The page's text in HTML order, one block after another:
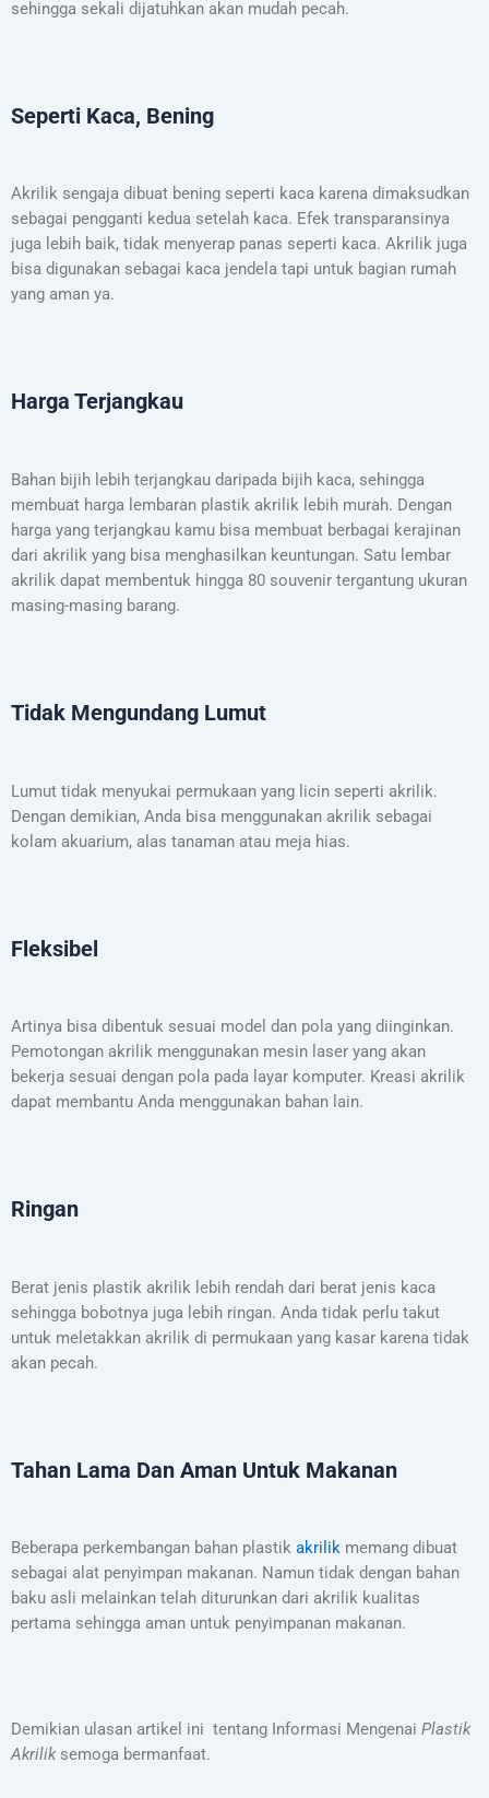
sehingga sekali dijatuhkan akan mudah pecah.
Seperti Kaca, Bening
Akrilik sengaja dibuat bening seperti kaca karena dimaksudkan
sebagai pengganti kedua setelah kaca. Efek transparansinya
juga lebih baik, tidak menyerap panas seperti kaca. Akrilik juga
bisa digunakan sebagai kaca jendela tapi untuk bagian rumah
yang aman ya.
Harga Terjangkau
Bahan bijih lebih terjangkau daripada bijih kaca, sehingga
membuat harga lembaran plastik akrilik lebih murah. Dengan
harga yang terjangkau kamu bisa membuat berbagai kerajinan
dari akrilik yang bisa menghasilkan keuntungan. Satu lembar
akrilik dapat membentuk hingga 80 souvenir tergantung ukuran
masing-masing barang.
Tidak Mengundang Lumut
Lumut tidak menyukai permukaan yang licin seperti akrilik.
Dengan demikian, Anda bisa menggunakan akrilik sebagai
kolam akuarium, alas tanaman atau meja hias.
Fleksibel
Artinya bisa dibentuk sesuai model dan pola yang diinginkan.
Pemotongan akrilik menggunakan mesin laser yang akan
bekerja sesuai dengan pola pada layar komputer. Kreasi akrilik
dapat membantu Anda menggunakan bahan lain.
Ringan
Berat jenis plastik akrilik lebih rendah dari berat jenis kaca
sehingga bobotnya juga lebih ringan. Anda tidak perlu takut
untuk meletakkan akrilik di permukaan yang kasar karena tidak
akan pecah.
Tahan Lama Dan Aman Untuk Makanan
Beberapa perkembangan bahan plastik akrilik memang dibuat
sebagai alat penyimpan makanan. Namun tidak dengan bahan
baku asli melainkan telah diturunkan dari akrilik kualitas
pertama sehingga aman untuk penyimpanan makanan.
Demikian ulasan artikel ini tentang Informasi Mengenai Plastik
Akriliksemoga bermanfaat.